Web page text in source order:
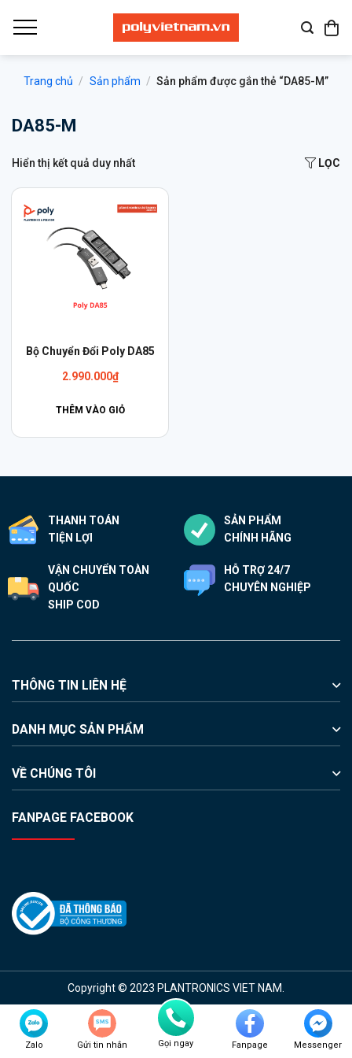
qua
Trang chủ / Sản phẩm / Sản phẩm được gắn thẻ “DA85-M”
DA85-M
Hiển thị kết quả duy nhất LỌC
Bộ Chuyển Đổi Poly DA85
2.990.000₫
THÊM VÀO GIỎ
Sản
chọn
có
được
chọn
trang
phẩm
THANH TOÁN
TIỆN LỢI
SẢN PHẨM
CHÍNH HÃNG
VẬN CHUYỂN TOÀN
QUỐC
SHIP COD
HỖ TRỢ 24/7
CHUYÊN NGHIỆP
THÔNG TIN LIÊN HỆ
DANH MỤC SẢN PHẨM
VỀ CHÚNG TÔI
FANPAGE FACEBOOK
Copyright © 2023 PLANTRONICS VIET NAM.
Gọi ngay
Gửi tin nhắn Fanpage Messenger
Zalo